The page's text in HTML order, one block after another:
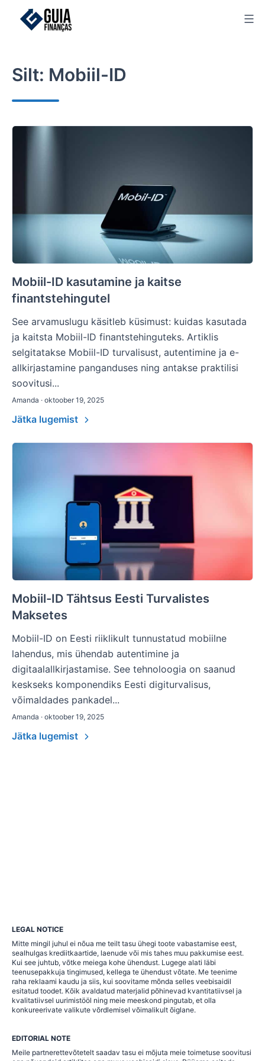
Silt: Mobiil-ID
Mobiil-ID kasutamine ja kaitse
finantstehingutel
See arvamuslugu käsitleb küsimust: kuidas kasutada
ja kaitsta Mobiil-ID finantstehinguteks. Artiklis
selgitatakse Mobiil-ID turvalisust, autentimine ja e-
allkirjastamine panganduses ning antakse praktilisi
soovitusi...
Amanda · oktoober 19, 2025
Jätka lugemist
Mobiil-ID Tähtsus Eesti Turvalistes
Maksetes
Mobiil-ID on Eesti riiklikult tunnustatud mobiilne
lahendus, mis ühendab autentimine ja
digitaalallkirjastamise. See tehnoloogia on saanud
keskseks komponendiks Eesti digiturvalisus,
võimaldades pankadel...
Amanda · oktoober 19, 2025
Jätka lugemist
LEGAL NOTICE
Mitte mingil juhul ei nõua me teilt tasu ühegi toote vabastamise eest,
sealhulgas krediitkaartide, laenude või mis tahes muu pakkumise eest.
Kui see juhtub, võtke meiega kohe ühendust. Lugege alati läbi
teenusepakkuja tingimused, kellega te ühendust võtate. Me teenime
raha reklaami kaudu ja siis, kui soovitame mõnda selles veebisaidil
esitatud toodet. Kõik avaldatud materjalid põhinevad kvantitatiivsel ja
kvalitatiivsel uurimistööl ning meie meeskond pingutab, et olla
konkureerivate valikute võrdlemisel võimalikult õiglane.
EDITORIAL NOTE
Meile partnerettevõtetelt saadav tasu ei mõjuta meie toimetuse soovitusi